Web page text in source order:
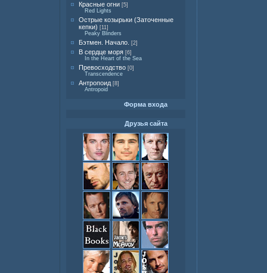
Красные огни [5]
Red Lights
Острые козырьки (Заточенные
кепки) [11]
Peaky Blinders
Бэтмен. Начало. [2]
В сердце моря [6]
In the Heart of the Sea
Превосходство [0]
Transcendence
Антропоид [8]
Antropoid
Форма входа
Друзья сайта